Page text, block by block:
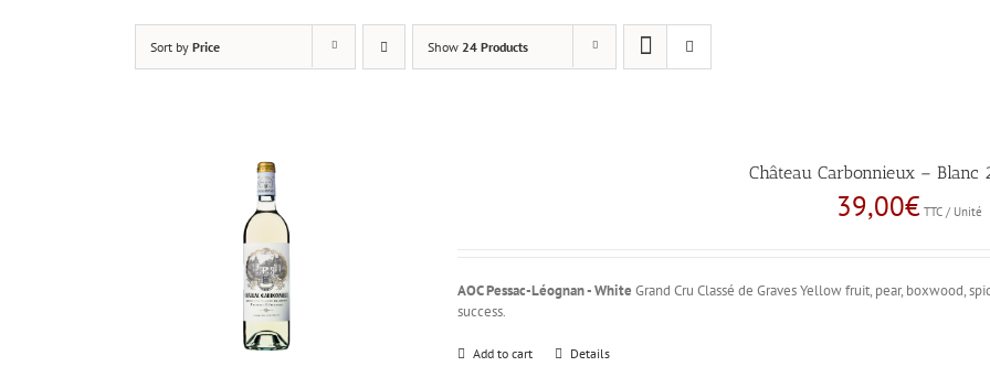
Sort by Price Show 24 Products
Château Carbonnieux – Blanc
39,00€ TTC / Unité
AOC Pessac-Léognan - White Grand Cru Classé de Graves Yellow fruit, pear, boxwood,
success.
Add to cart Details